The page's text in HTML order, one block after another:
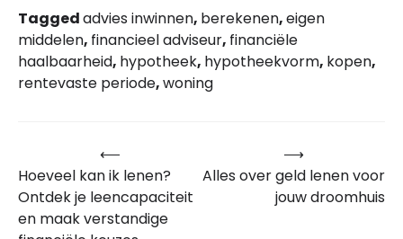
Taggedadvies inwinnen, berekenen,eigen
middelen, financieel adviseur, financiële
haalbaarheid, hypotheek, hypotheekvorm, kopen,
rentevaste periode,woning
navigatie
⟵
Hoeveel kan ik lenen?
Ontdek je leencapaciteit
en maak verstandige
Alles over geld lenen voor
jouw droomhuis
⟶